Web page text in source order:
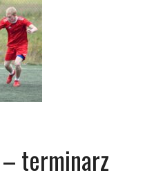
– terminarz